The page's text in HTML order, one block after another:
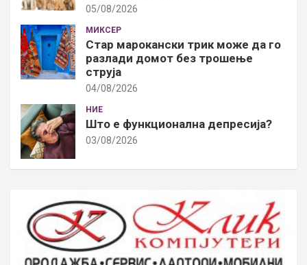
05/08/2026
МИКСЕР
Стар марокански трик може да го
разлади домот без трошење
струја
04/08/2026
НИЕ
Што е функционална депресија?
03/08/2026